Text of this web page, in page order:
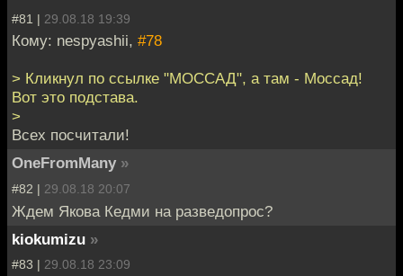
#81 | 29.08.18 19:39
Кому: nespyashii, #78
> Кликнул по ссылке "МОССАД", а там - Моссад!
Вот это подстава.
>
Всех посчитали!
OneFromMany »
#82 | 29.08.18 20:07
Ждем Якова Кедми на разведопрос?
kiokumizu »
#83 | 29.08.18 23:09